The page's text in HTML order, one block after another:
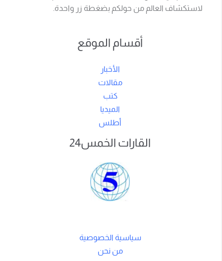
لاستكشاف العالم من حولكم بضغطة زر واحدة.
أقسام الموقع
الأخبار
مقالات
كتب
الميديا
أطلس
القارات الخمس24
سياسية الخصوصية
من نحن